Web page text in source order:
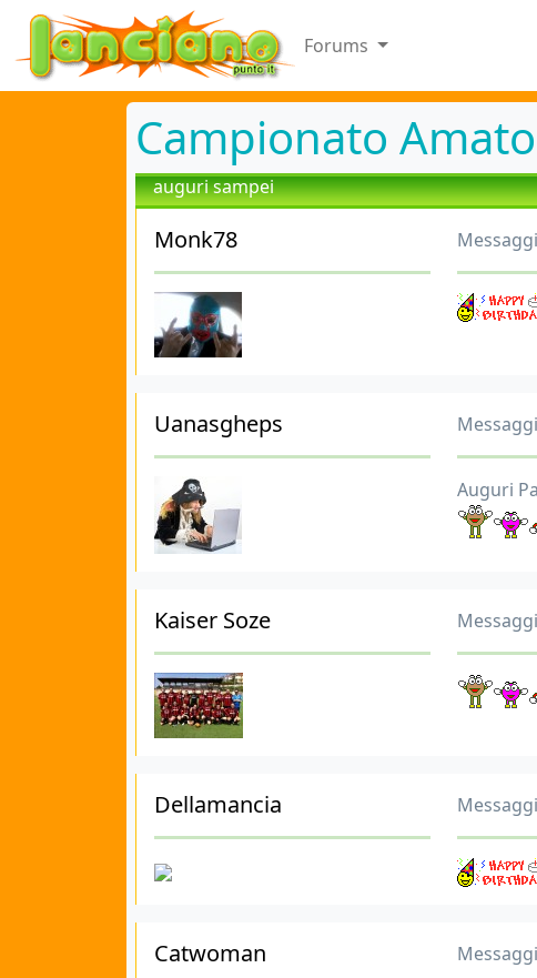
Forums
Campionato
auguri sampei
Monk78
Uanasgheps
Auguri
Kaiser Soze
Dellamancia
Catwoman